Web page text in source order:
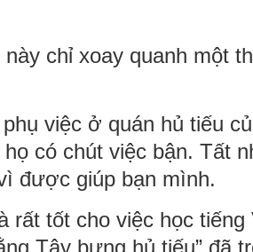
chỉ xoay quanh một
việc ở quán hủ tiếu
có chút việc bận. Tất
được giúp bạn mình.
rất tốt cho việc học
Tây bưng hủ tiếu” đã